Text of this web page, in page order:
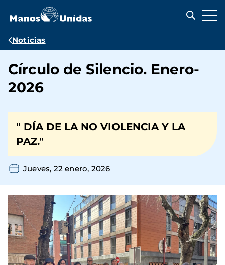
contenido
Ruta
navegación
Noticias
Círculo de Silencio. Enero-
2026
" DÍA DE LA NO VIOLENCIA Y LA
PAZ."
Jueves, 22 enero, 2026